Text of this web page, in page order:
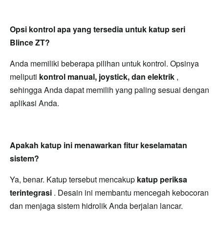
Opsi kontrol apa yang tersedia untuk katup seri
Blince ZT?
Anda memiliki beberapa pilihan untuk kontrol. Opsinya
meliputi kontrol manual, joystick, dan elektrik ,
sehingga Anda dapat memilih yang paling sesuai dengan
aplikasi Anda.
Apakah katup ini menawarkan fitur keselamatan
sistem?
Ya, benar. Katup tersebut mencakup katup periksa
terintegrasi . Desain ini membantu mencegah kebocoran
dan menjaga sistem hidrolik Anda berjalan lancar.